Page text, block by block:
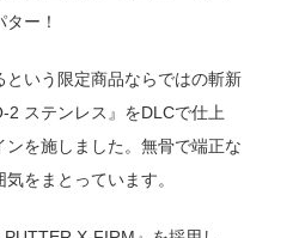
ー！
いう限定商品ならではの斬新
2 ステンレス』をDLCで仕上
ンを施しました。無骨で端正な
をまとっています。